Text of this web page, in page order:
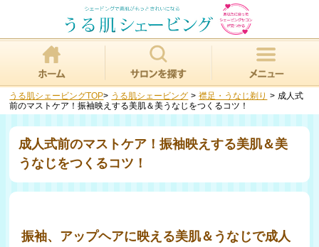
うる肌シェービングTOP> うる肌シェービング >襟足・うなじ剃り > 成人式
前のマストケア！振袖映えする美肌＆美うなじをつくるコツ！
成人式前のマストケア！振袖映えする美肌＆美
うなじをつくるコツ！
振袖、アップヘアに映える美肌＆うなじで成人